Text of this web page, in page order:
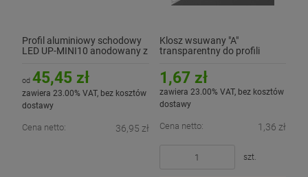
Profil aluminiowy schodowy
LED UP-MINI10 anodowany z
od 45,45 zł
zawiera 23.00% VAT, bez kosztów
dostawy
Cena netto: 36,95 zł
Klosz wsuwany "A"
transparentny do profili
1,67 zł
zawiera 23.00% VAT, bez kosztów
dostawy
Cena netto: 1,36 zł
szt.